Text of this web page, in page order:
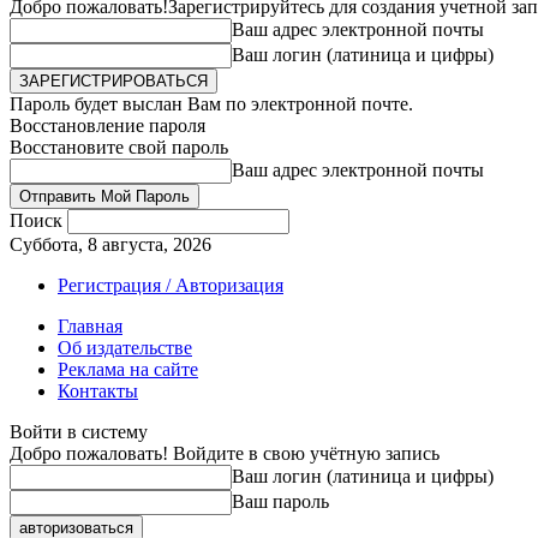
Добро пожаловать!Зарегистрируйтесь для создания учетной
Ваш адрес электронной почты
Ваш логин (латиница и цифры)
Пароль будет выслан Вам по электронной почте.
Восстановление пароля
Восстановите свой пароль
Ваш адрес электронной почты
Поиск
Суббота, 8 августа, 2026
Регистрация / Авторизация
Главная
Об издательстве
Реклама на сайте
Контакты
Войти в систему
Добро пожаловать! Войдите в свою учётную запись
Ваш логин (латиница и цифры)
Ваш пароль